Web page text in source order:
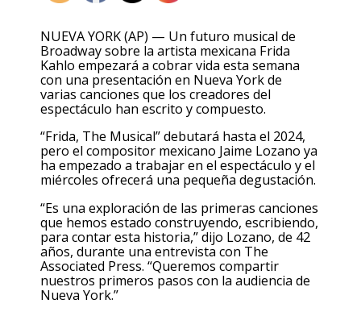
NUEVA YORK (AP) — Un futuro musical de
Broadway sobre la artista mexicana Frida
Kahlo empezará a cobrar vida esta semana
con una presentación en Nueva York de
varias canciones que los creadores del
espectáculo han escrito y compuesto.
“Frida, The Musical” debutará hasta el 2024,
pero el compositor mexicano Jaime Lozano ya
ha empezado a trabajar en el espectáculo y el
miércoles ofrecerá una pequeña degustación.
“Es una exploración de las primeras canciones
que hemos estado construyendo, escribiendo,
para contar esta historia,” dijo Lozano, de 42
años, durante una entrevista con The
Associated Press. “Queremos compartir
nuestros primeros pasos con la audiencia de
Nueva York.”